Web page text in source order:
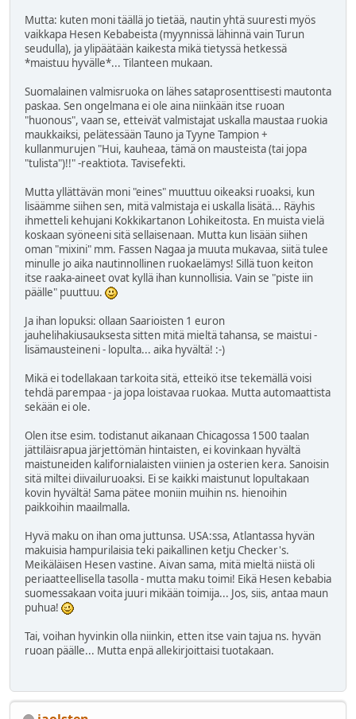
Mutta: kuten moni täällä jo tietää, nautin yhtä suuresti myös
vaikkapa Hesen Kebabeista (myynnissä lähinnä vain Turun
seudulla), ja ylipäätään kaikesta mikä tietyssä hetkessä
*maistuu hyvälle*... Tilanteen mukaan.
Suomalainen valmisruoka on lähes sataprosenttisesti mautonta
paskaa. Sen ongelmana ei ole aina niinkään itse ruoan
"huonous", vaan se, etteivät valmistajat uskalla maustaa ruokia
maukkaiksi, pelätessään Tauno ja Tyyne Tampion +
kullanmurujen "Hui, kauheaa, tämä on mausteista (tai jopa
"tulista")!!" -reaktiota. Tavisefekti.
Mutta yllättävän moni "eines" muuttuu oikeaksi ruoaksi, kun
lisäämme siihen sen, mitä valmistaja ei uskalla lisätä... Räyhis
ihmetteli kehujani Kokkikartanon Lohikeitosta. En muista vielä
koskaan syöneeni sitä sellaisenaan. Mutta kun lisään siihen
oman "mixini" mm. Fassen Nagaa ja muuta mukavaa, siitä tulee
minulle jo aika nautinnollinen ruokaelämys! Sillä tuon keiton
itse raaka-aineet ovat kyllä ihan kunnollisia. Vain se "piste iin
päälle" puuttuu.
Ja ihan lopuksi: ollaan Saarioisten 1 euron
jauhelihakiusauksesta sitten mitä mieltä tahansa, se maistui -
lisämausteineni - lopulta... aika hyvältä! :-)
Mikä ei todellakaan tarkoita sitä, etteikö itse tekemällä voisi
tehdä parempaa - ja jopa loistavaa ruokaa. Mutta automaattista
sekään ei ole.
Olen itse esim. todistanut aikanaan Chicagossa 1500 taalan
jättiläisrapua järjettömän hintaisten, ei kovinkaan hyvältä
maistuneiden kalifornialaisten viinien ja osterien kera. Sanoisin
sitä miltei diivailuruoaksi. Ei se kaikki maistunut lopultakaan
kovin hyvältä! Sama pätee moniin muihin ns. hienoihin
paikkoihin maailmalla.
Hyvä maku on ihan oma juttunsa. USA:ssa, Atlantassa hyvän
makuisia hampurilaisia teki paikallinen ketju Checker's.
Meikäläisen Hesen vastine. Aivan sama, mitä mieltä niistä oli
periaatteellisella tasolla - mutta maku toimi! Eikä Hesen kebabia
suomessakaan voita juuri mikään toimija... Jos, siis, antaa maun
puhua!
Tai, voihan hyvinkin olla niinkin, etten itse vain tajua ns. hyvän
ruoan päälle... Mutta enpä allekirjoittaisi tuotakaan.